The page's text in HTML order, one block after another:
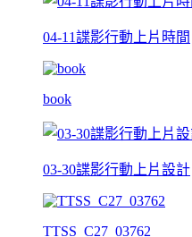
04-11諜影行動上片時間
book
03-30諜影行動上片設計
TTSS_C27_03762